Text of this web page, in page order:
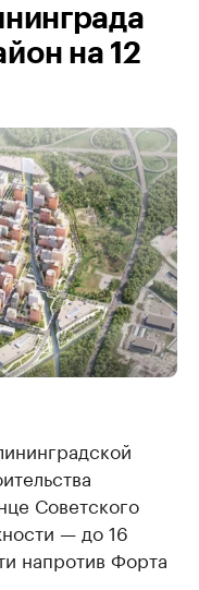
на 12
Советского
— до 16
напротив Форта